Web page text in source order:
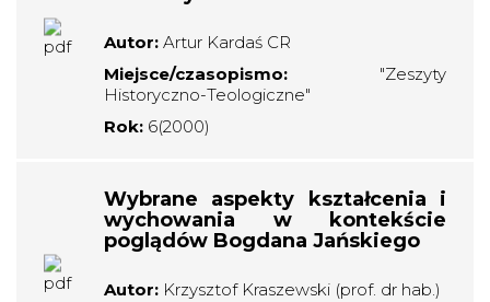
Autor: Artur Kardaś CR
Miejsce/czasopismo: "Zeszyty
Historyczno-Teologiczne"
Rok: 6(2000)
Wybrane aspekty kształcenia i
wychowania w kontekście
poglądów Bogdana Jańskiego
Autor: Krzysztof Kraszewski (prof. dr hab.)